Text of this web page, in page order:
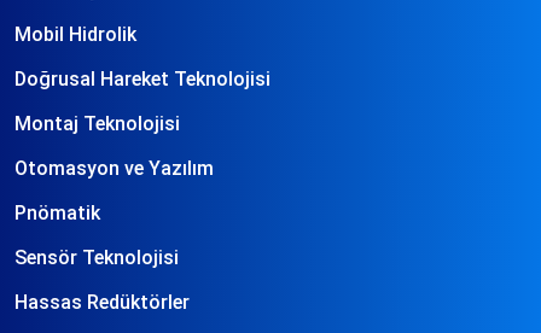
Mobil Hidrolik
Doğrusal Hareket Teknolojisi
Montaj Teknolojisi
Otomasyon ve Yazılım
Pnömatik
Sensör Teknolojisi
Hassas Redüktörler